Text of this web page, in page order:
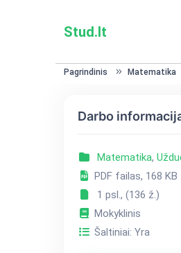
Stud.lt
Pagrindinis Matematika
Darbo
Matematika,
PDF failas, 168 KB
1 psl., (136 ž.)
Mokyklinis
Šaltiniai: Yra